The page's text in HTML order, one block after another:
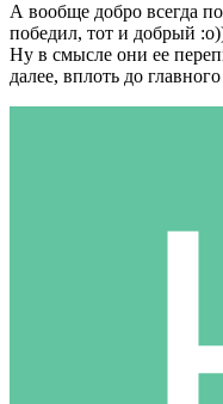
А вообще добро всегда
победил, тот и добрый
Ну в смысле они ее
далее, вплоть до